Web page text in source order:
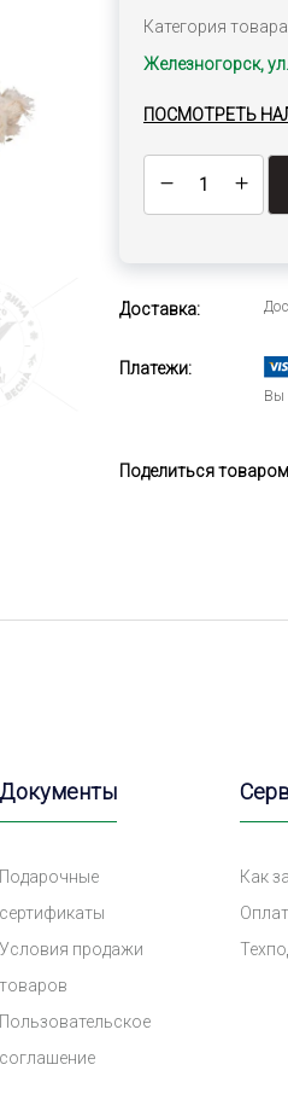
Категория
Железногорск,
ПОСМОТРЕТЬ
Доставка:
Платежи:
Вы
Поделиться
Документы
Подарочные
сертификаты
Условия продажи
товаров
Пользовательское
соглашение
Как